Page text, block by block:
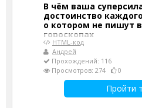
В чём ваша
достоинство
о котором не пишут
гороскопах
HTML-код
Андрей
Прохождений: 116
Просмотров: 274
0
Пройти